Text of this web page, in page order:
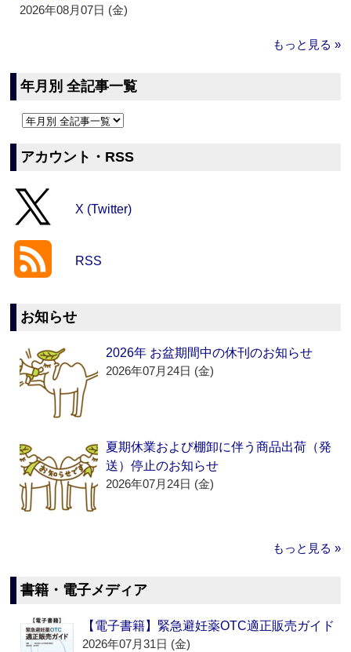
2026年08月07日 (金)
もっと見る »
年月別 全記事一覧
アカウント・RSS
X (Twitter)
RSS
お知らせ
2026年 お盆期間中の休刊のお知らせ
2026年07月24日 (金)
夏期休業および棚卸に伴う商品出荷（発
送）停止のお知らせ
2026年07月24日 (金)
もっと見る »
書籍・電子メディア
【電子書籍】緊急避妊薬OTC適正販売ガイド
2026年07月31日 (金)